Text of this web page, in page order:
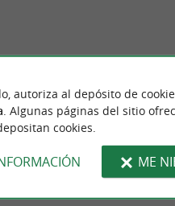
autoriza al depósito de
. Algunas páginas del sitio
cookies.
ME